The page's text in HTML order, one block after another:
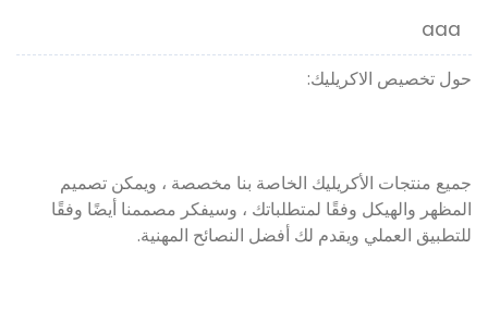
aaa
حول تخصيص الاكريليك:
جميع منتجات الأكريليك الخاصة بنا مخصصة ، ويمكن تصميم
المظهر والهيكل وفقًا لمتطلباتك ، وسيفكر مصممنا أيضًا وفقًا
للتطبيق العملي ويقدم لك أفضل النصائح المهنية.